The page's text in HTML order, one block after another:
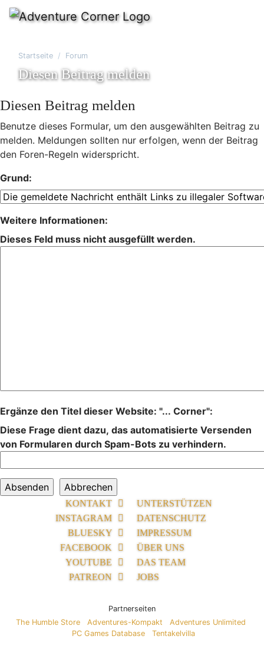
Startseite Forum
Diesen Beitrag melden
Diesen Beitrag melden
Benutze dieses Formular, um den ausgewählten Beitrag zu
melden. Meldungen sollten nur erfolgen, wenn der Beitrag
den Foren-Regeln widerspricht.
Grund:
Weitere Informationen:
Dieses Feld muss nicht ausgefüllt werden.
Ergänze den Titel dieser Website: "... Corner":
Diese Frage dient dazu, das automatisierte Versenden
von Formularen durch Spam-Bots zu verhindern.
KONTAKT
INSTAGRAM
BLUESKY
FACEBOOK
YOUTUBE
PATREON
UNTERSTÜTZEN
DATENSCHUTZ
IMPRESSUM
ÜBER UNS
DAS TEAM
JOBS
Partnerseiten
The Humble Store
Adventures-Kompakt
Adventures Unlimited
PC Games Database
Tentakelvilla